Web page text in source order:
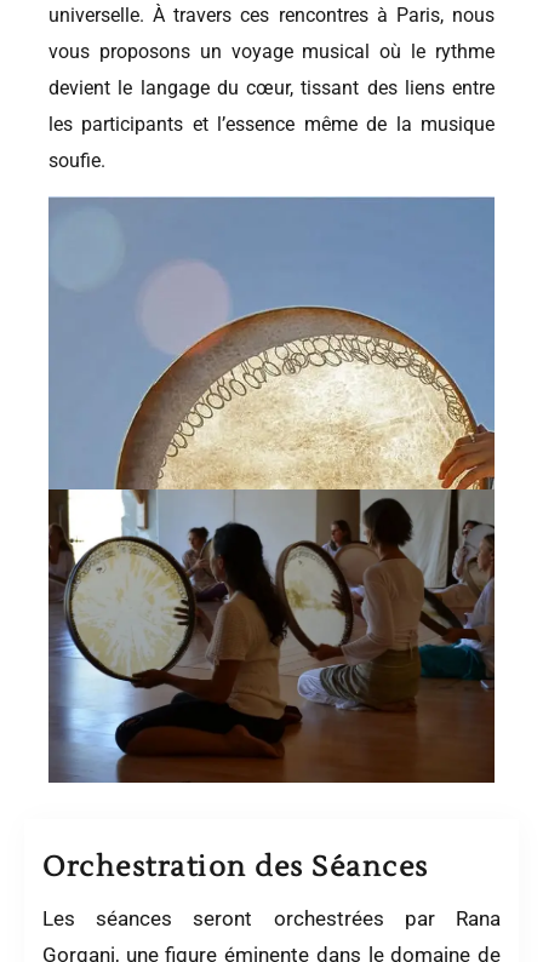
universelle. À travers ces rencontres à Paris, nous
vous proposons un voyage musical où le rythme
devient le langage du cœur, tissant des liens entre
les participants et l’essence même de la musique
soufie.
Orchestration des Séances
Les séances seront orchestrées par Rana
Gorgani, une figure éminente dans le domaine de